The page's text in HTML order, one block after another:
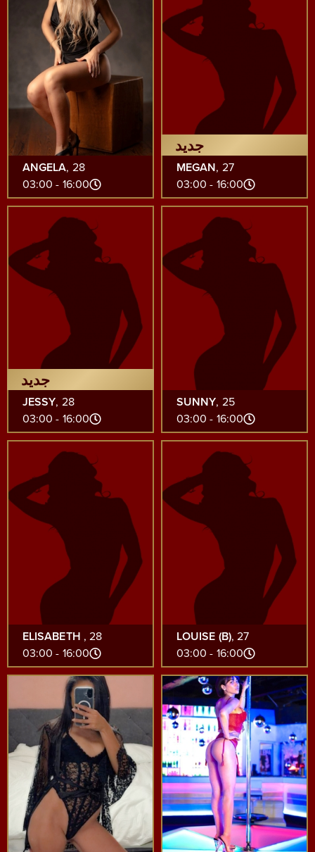
ANGELA , 28
16:00 - 03:00
جديد
MEGAN , 27
16:00 - 03:00
جديد
JESSY , 28
16:00 - 03:00
SUNNY , 25
16:00 - 03:00
ELISABETH , 28
16:00 - 03:00
LOUISE (B) , 27
16:00 - 03:00